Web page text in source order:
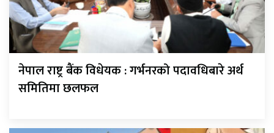
नेपाल राष्ट्र बैंक विधेयक : गर्भनरको पदावधिबारे अर्थ
समितिमा छलफल